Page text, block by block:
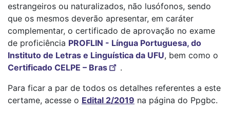
estrangeiros ou naturalizados, não lusófonos, sendo
que os mesmos deverão apresentar, em caráter
complementar, o certificado de aprovação no exame
de proficiência PROFLIN - Língua Portuguesa, do
Instituto de Letras e Linguística da UFU, bem como o
Certificado CELPE – Bras
.
Para ficar a par de todos os detalhes referentes a este
certame, acesse o Edital 2/2019 na página do Ppgbc.